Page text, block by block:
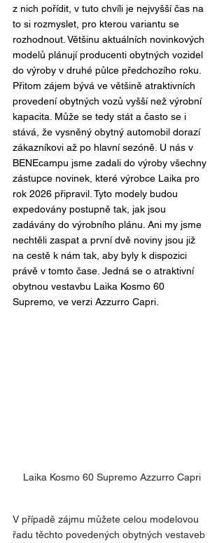
z nich pořídit, v tuto chvíli je nejvyšší čas na
to si rozmyslet, pro kterou variantu se
rozhodnout. Většinu aktuálních novinkových
modelů plánují producenti obytných vozidel
do výroby v druhé půlce předchozího roku.
Přitom zájem bývá ve většině atraktivních
provedení obytných vozů vyšší než výrobní
kapacita. Může se tedy stát a často se i
stává, že vysněný obytný automobil dorazí
zákazníkovi až po hlavní sezóně. U nás v
BENEcampu jsme zadali do výroby všechny
zástupce novinek, které výrobce Laika pro
rok 2026 připravil. Tyto modely budou
expedovány postupně tak, jak jsou
zadávány do výrobního plánu. Ani my jsme
nechtěli zaspat a první dvě noviny jsou již
na cestě k nám tak, aby byly k dispozici
právě v tomto čase. Jedná se o atraktivní
obytnou vestavbu Laika Kosmo 60
Supremo, ve verzi Azzurro Capri.
Laika Kosmo 60 Supremo Azzurro Capri
V případě zájmu můžete celou modelovou
řadu těchto povedených obytných vestaveb